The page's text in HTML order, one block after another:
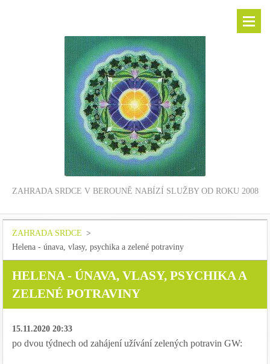
ZAHRADA SRDCE V BEROUNĚ NABÍZÍ SLUŽBY OD ROKU 2008
ZAHRADA SRDCE >
Helena - únava, vlasy, psychika a zelené potraviny
HELENA - ÚNAVA, VLASY, PSYCHIKA A
ZELENÉ POTRAVINY
15.11.2020 20:33
po dvou týdnech od zahájení užívání zelených potravin GW: